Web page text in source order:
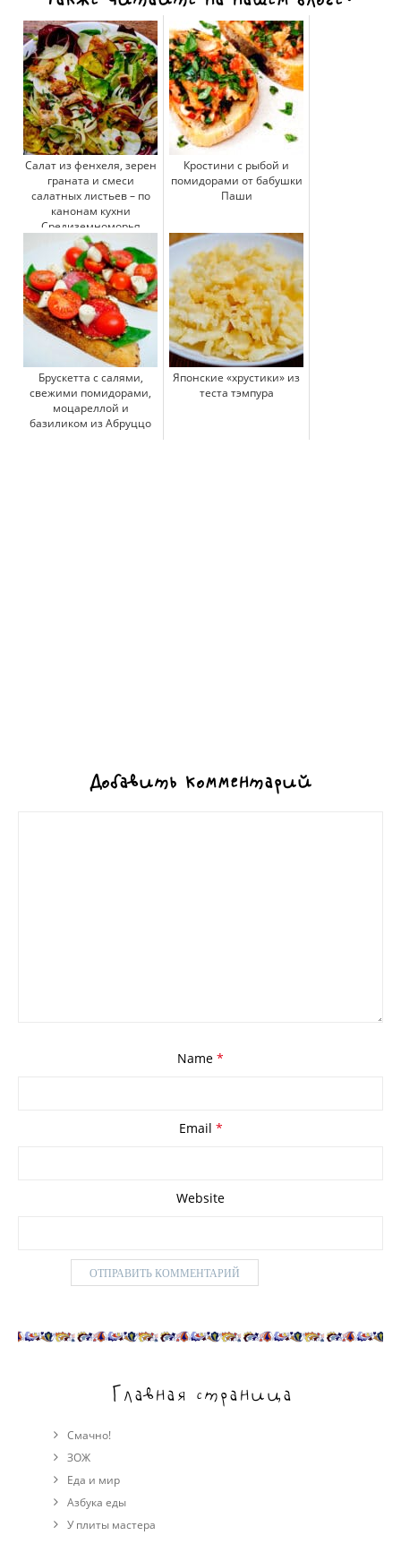
Салат из фенхеля, зерен
граната и смеси
салатных листьев – по
канонам кухни
Средиземноморья
Кростини с рыбой и
помидорами от бабушки
Паши
Брускетта с салями,
свежими помидорами,
моцареллой и
базиликом из Абруццо
Японские «хрустики» из
теста тэмпура
Добавить комментарий
Name *
Email *
Website
Главная страница
Смачно!
ЗОЖ
Еда и мир
Азбука еды
У плиты мастера